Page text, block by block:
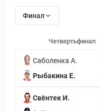
Финал
Четвертьфинал
Саболенка А.
Рыбакина Е.
Свёнтек И.